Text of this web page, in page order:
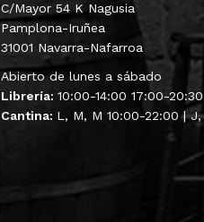
C/Mayor 54 K Nagusia
Pamplona-Iruñea
31001 Navarra-Nafarroa
Abierto de lunes a sábado
Librería: 10:00-14:00 17:00-20:30
Cantina: L, M, M 10:00-22:00 | J,